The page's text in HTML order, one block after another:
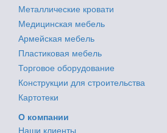
Металлические кровати
Медицинская мебель
Армейская мебель
Пластиковая мебель
Торговое оборудование
Конструкции для строительства
Картотеки
О компании
Наши клиенты